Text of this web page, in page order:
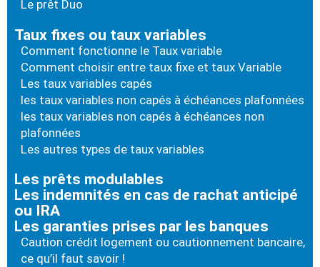
Le prêt Duo
Taux fixes ou taux variables
Comment fonctionne le Taux variable
Comment choisir entre taux fixe et taux Variable
Les taux variables capés
les taux variables non capés à échéances plafonnées
les taux variables non capés à échéances non
plafonnées
Les autres types de taux variables
Les prêts modulables
Les indemnités en cas de rachat anticipé
ou IRA
Les garanties prises par les banques
Caution crédit logement ou cautionnement bancaire,
ce qu’il faut savoir !